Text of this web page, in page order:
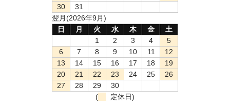
30
31
翌月(2026年9月)
日
月 火 水 木 金
土
1
2 3 4
5
6
7 8 9 10 11
12
13
14 15 16 17 18
19
20
21 22 23 24 25
26
27
28 29
30
(
定休日)